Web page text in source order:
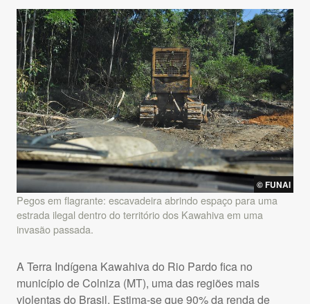
© FUNAI
Pegos em flagrante: escavadeira abrindo espaço para uma
estrada ilegal dentro do território dos Kawahiva em uma
invasão passada.
A Terra Indígena Kawahiva do Rio Pardo fica no
município de Colniza (MT), uma das regiões mais
violentas do Brasil. Estima-se que 90% da renda de